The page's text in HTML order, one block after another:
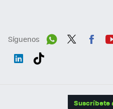
Síguenos
Suscríbete